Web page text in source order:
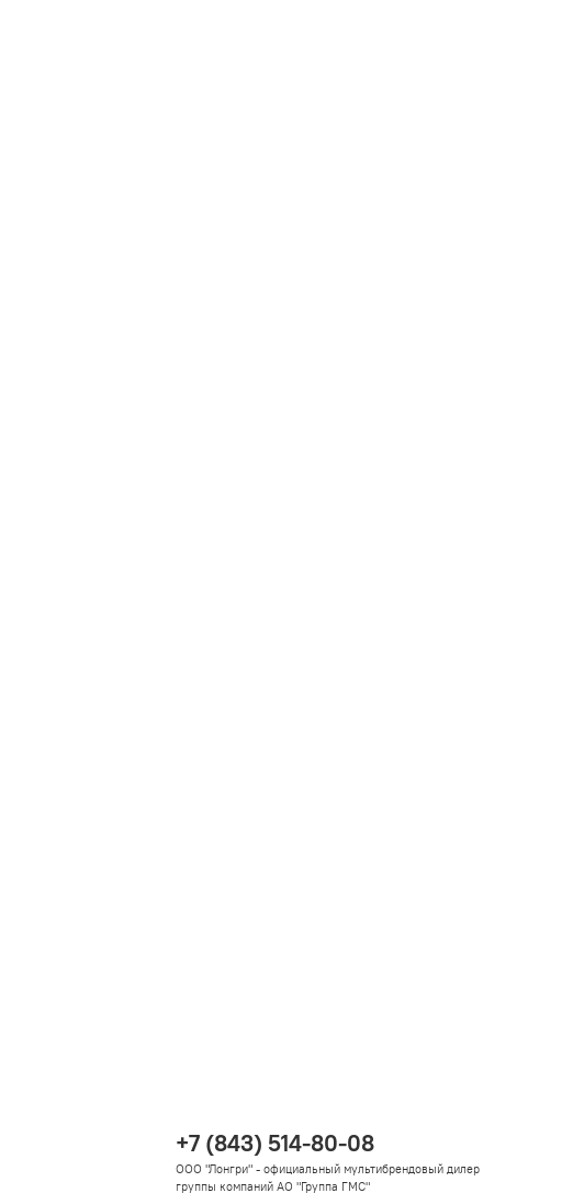
+7 (843) 514-80-08
ООО "Лонгри" - официальный мультибрендовый дилер
группы компаний АО "Группа ГМС"